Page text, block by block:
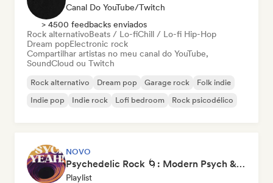
Canal Do YouTube/Twitch
> 4500 feedbacks enviados
Rock alternativoBeats / Lo-fiChill / Lo-fi Hip-Hop
Dream popElectronic rock
Compartilhar artistas no meu canal do YouTube,
SoundCloud ou Twitch
Rock alternativo Dream pop Garage rock
Folk indie
Indie pop
Indie rock Lofi bedroom Rock psicodélico
NOVO
Psychedelic Rock 🌀: Modern Psych & Turkish Vibes
Playlist